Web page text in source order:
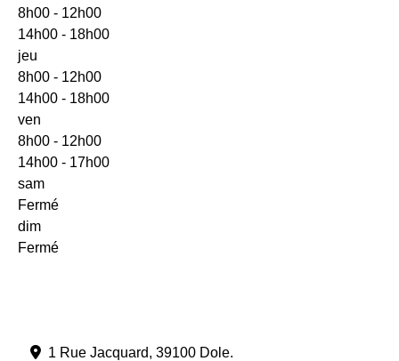
8h00 - 12h00
14h00 - 18h00
jeu
8h00 - 12h00
14h00 - 18h00
ven
8h00 - 12h00
14h00 - 17h00
sam
Fermé
dim
Fermé
1 Rue Jacquard, 39100 Dole.